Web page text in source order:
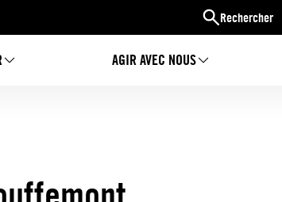
Rechercher
AGIR AVEC NOUS